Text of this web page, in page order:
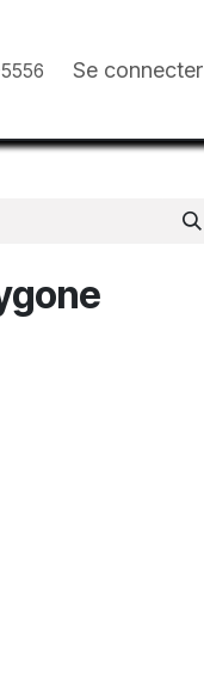
Blog
Se connecter